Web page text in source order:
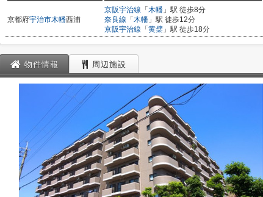
京都府宇治市木幡西浦
京阪宇治線 「 木幡 」駅 徒歩8分
奈良線 「 木幡 」駅 徒歩12分
京阪宇治線 「 黄檗 」駅 徒歩18分
物件情報 周辺施設